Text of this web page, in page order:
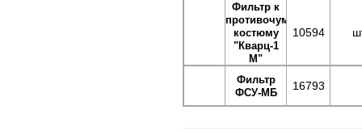
Фильтр к
противочумному
костюму
"Кварц-1
М"
10594
Фильтр
ФСУ-МБ
16793